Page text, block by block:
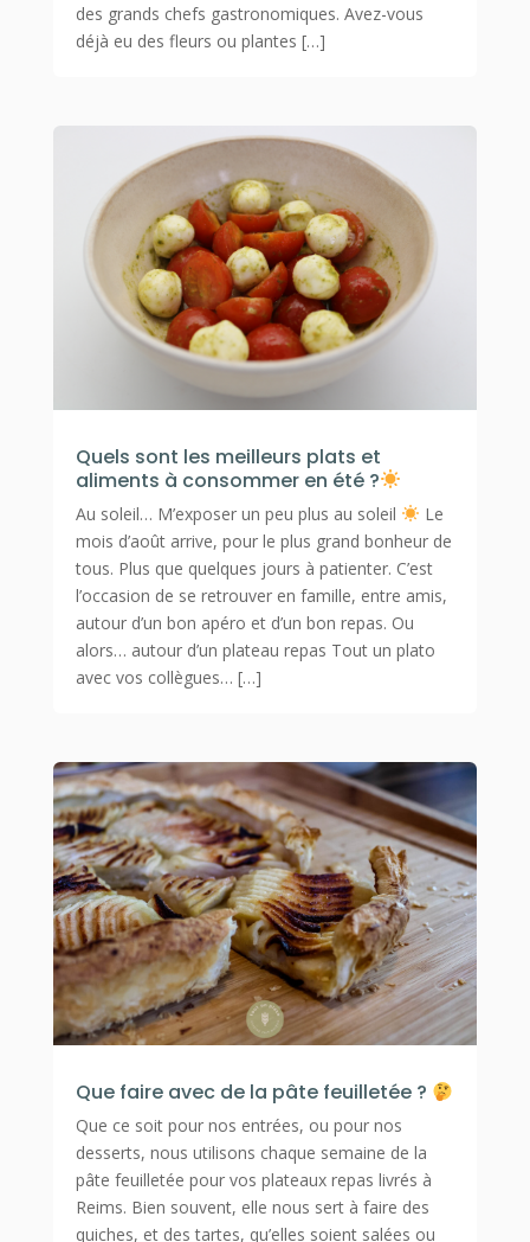
des grands chefs gastronomiques. Avez-vous
déjà eu des fleurs ou plantes […]
Quels sont les meilleurs plats et
aliments à consommer en été ?
Au soleil… M’exposer un peu plus au soleil
Le
mois d’août arrive, pour le plus grand bonheur de
tous. Plus que quelques jours à patienter. C’est
l’occasion de se retrouver en famille, entre amis,
autour d’un bon apéro et d’un bon repas. Ou
alors… autour d’un plateau repas Tout un plato
avec vos collègues… […]
Que faire avec de la pâte feuilletée ?
Que ce soit pour nos entrées, ou pour nos
desserts, nous utilisons chaque semaine de la
pâte feuilletée pour vos plateaux repas livrés à
Reims. Bien souvent, elle nous sert à faire des
quiches, et des tartes, qu’elles soient salées ou